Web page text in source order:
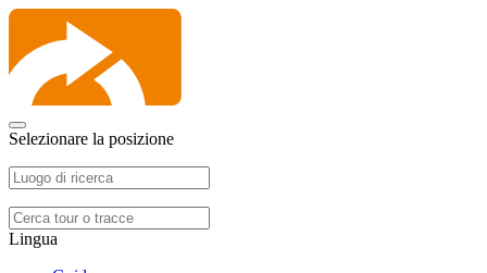
Selezionare la posizione
Lingua